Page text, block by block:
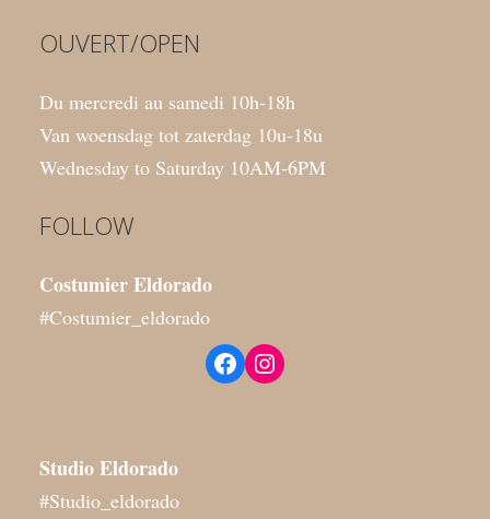
OUVERT/OPEN
Du mercredi au samedi 10h-18h
Van woensdag tot zaterdag 10u-18u
Wednesday to Saturday 10AM-6PM
FOLLOW
Costumier Eldorado
#Costumier_eldorado
Facebook Instagram
StudioEldorado
#Studio_eldorado